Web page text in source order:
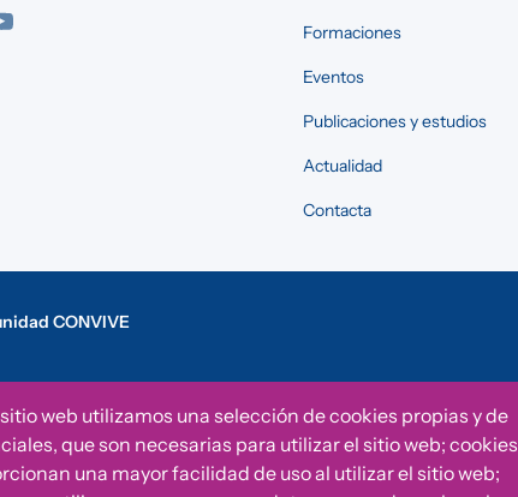
Formaciones
Eventos
Publicaciones y estudios
Actualidad
Contacta
CONVIVE
web utilizamos una selección de cookies propias y de
que son necesarias para utilizar el sitio web; cookies
una mayor facilidad de uso al utilizar el sitio web;